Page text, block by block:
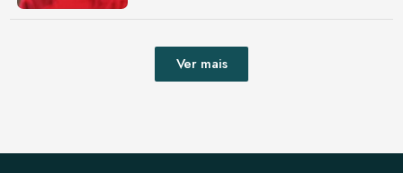
Ver mais